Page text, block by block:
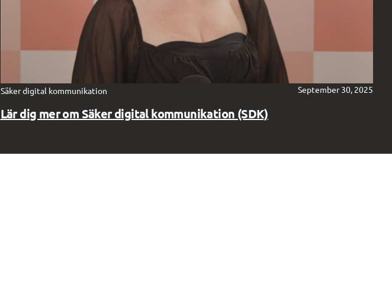
Säker digital kommunikation September 30, 2025
Lär dig mer om Säker digital kommunikation (SDK)